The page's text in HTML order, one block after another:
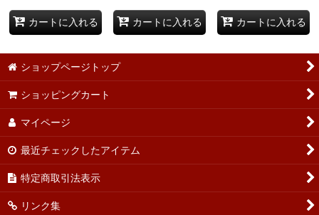
カートに入れる カートに入れる カートに入れる
ショップページトップ
ショッピングカート
マイページ
最近チェックしたアイテム
特定商取引法表示
リンク集